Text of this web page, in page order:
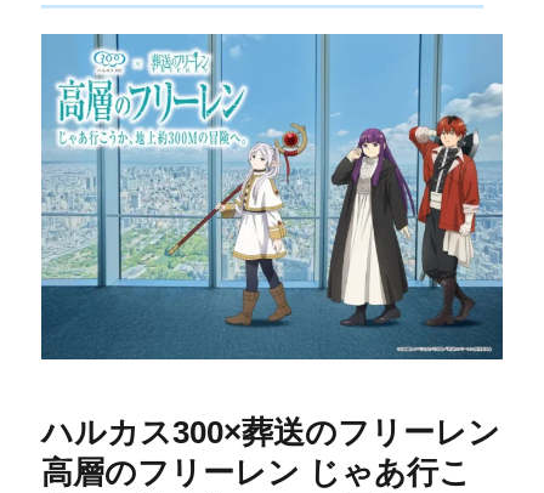
ハルカス300×葬送のフリーレン
高層のフリーレン じゃあ行こ